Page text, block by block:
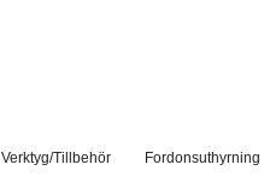
Verktyg/Tillbehör Fordonsuthyrning